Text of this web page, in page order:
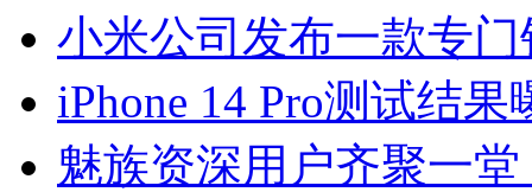
小米公司发布一款专门
iPhone 14 Pro测试结
魅族资深用户齐聚一